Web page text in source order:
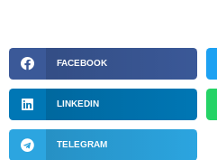
FACEBOOK
LINKEDIN
TELEGRAM